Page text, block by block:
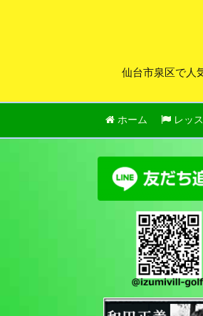
仙台市泉区で人
ホーム レッ